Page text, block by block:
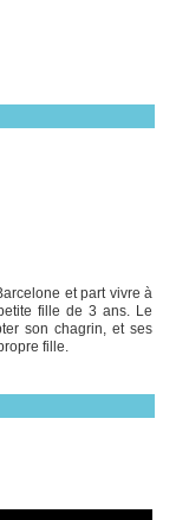
et part vivre à
fille de 3 ans. Le
son chagrin, et ses
fille.